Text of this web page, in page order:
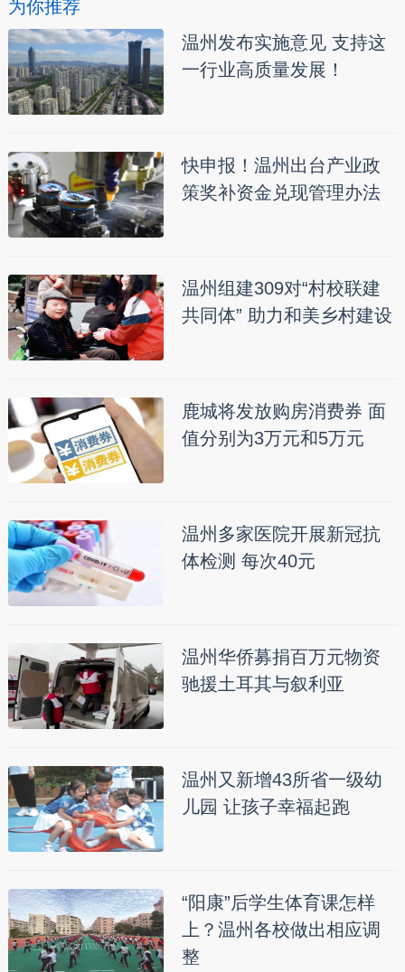
为你推荐
温州发布实施意见 支持这
一行业高质量发展！
快申报！温州出台产业政
策奖补资金兑现管理办法
温州组建309对“村校联建
共同体” 助力和美乡村建设
鹿城将发放购房消费券 面
值分别为3万元和5万元
温州多家医院开展新冠抗
体检测 每次40元
温州华侨募捐百万元物资
驰援土耳其与叙利亚
温州又新增43所省一级幼
儿园 让孩子幸福起跑
“阳康”后学生体育课怎样
上？温州各校做出相应调
整